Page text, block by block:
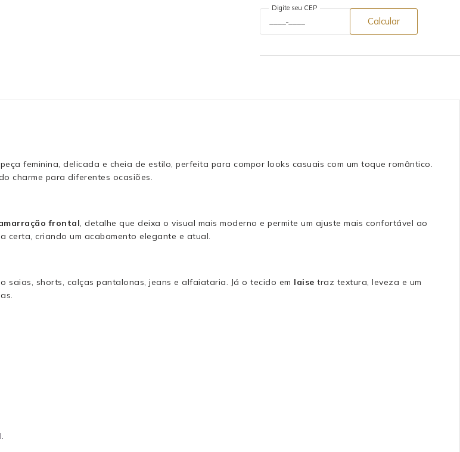
Digite seu CEP
Calcular
feminina, delicada e cheia de estilo, perfeita para compor looks casuais com um toque romântico.
charme para diferentes ocasiões.
frontal , detalhe que deixa o visual mais moderno e permite um ajuste mais confortável ao
certa, criando um acabamento elegante e atual.
saias, shorts, calças pantalonas, jeans e alfaiataria. Já o tecido em laise traz textura, leveza e um